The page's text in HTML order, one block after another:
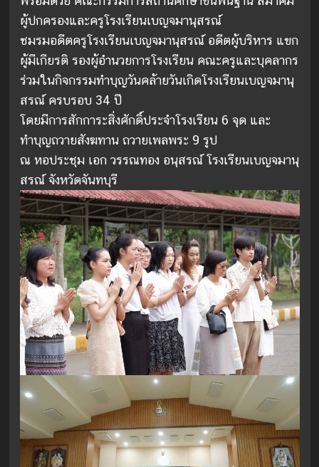
ผู้ปกครองและครูโรงเรียนเบญจมานุสรณ์
ชมรมอดีตครูโรงเรียนเบญจมานุสรณ์ อดีตผู้บริหาร แขก
ผู้มีเกียรติ รองผู้อำนวยการโรงเรียน คณะครูและบุคลากร
ร่วมในกิจกรรมทำบุญวันคล้ายวันเกิดโรงเรียนเบญจมานุ
สรณ์ ครบรอบ 34 ปี
โดยมีการสักการะสิ่งศักดิ์ประจำโรงเรียน 6 จุด และ
ทำบุญถวายสังฆทาน ถวายเพลพระ 9 รูป
ณ หอประชุม เอก วรรณทอง อนุสรณ์ โรงเรียนเบญจมานุ
สรณ์ จังหวัดจันทบุรี